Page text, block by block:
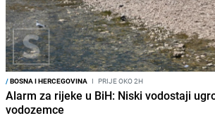
/BOSNA I HERCEGOVINA I PRIJE OKO 2H
Alarm za rijeke u BiH: Niski vodostaji
vodozemce